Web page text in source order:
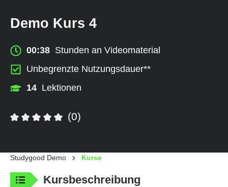
Demo Kurs 4
00:38 Stunden an Videomaterial
Unbegrenzte Nutzungsdauer**
14 Lektionen
(0)
Studygood Demo Kurse
Kursbeschreibung